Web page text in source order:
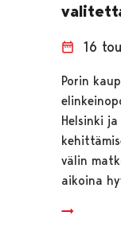
16
Porin
Helsinki
välin
aikoina